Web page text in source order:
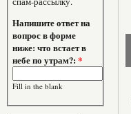
Напишите ответ на
вопрос в форме
ниже: что встает в
небе по утрам?:*
Fill in the blank